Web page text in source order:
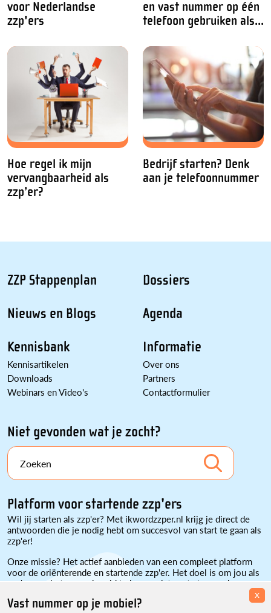
voor Nederlandse
zzp'ers
en vast nummer op één
telefoon gebruiken als...
Hoe regel ik mijn
vervangbaarheid als
zzp’er?
Bedrijf starten? Denk
aan je telefoonnummer
ZZP Stappenplan
Nieuws en Blogs
Kennisbank
Kennisartikelen
Downloads
Webinars en Video's
Dossiers
Agenda
Informatie
Over ons
Partners
Contactformulier
Niet gevonden wat je zocht?
Zoeken
Platform voor startende zzp'ers
Wil jij starten als zzp'er? Met ikwordzzper.nl krijg je direct de
antwoorden die je nodig hebt om succesvol van start te gaan als
zzp'er!
Onze missie? Het actief aanbieden van een compleet platform
voor de oriënterende en startende zzp'er. Het doel is om jou als
zzp'er nog beter voorbereid te kunnen laten starten en daarmee
Vast nummer op je mobiel?
x